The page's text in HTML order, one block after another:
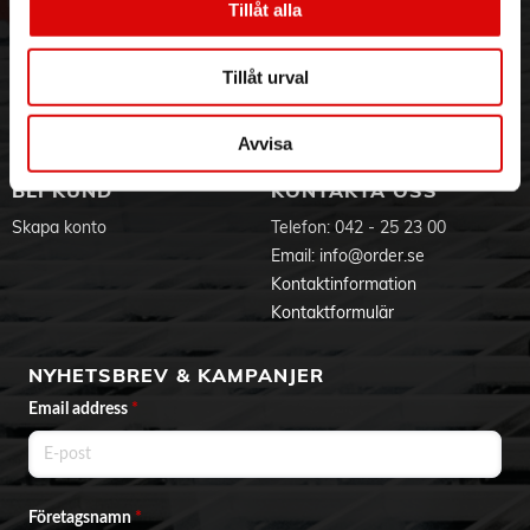
Tillåt alla
Tillåt urval
Avvisa
- LCD display
- Många tillbehör
Visselblåsning
Aktuellt på Order
Ansökan om RMA
Godsefterlysning & Felleverans
Integritetspolicy
Om cookies
BLI KUND
Skapa konto
KONTAKTA OSS
Telefon: 042 - 25 23 00
Email: info@order.se
Kontaktinformation
Kontaktformulär
NYHETSBREV & KAMPANJER
Email address *
Företagsnamn*